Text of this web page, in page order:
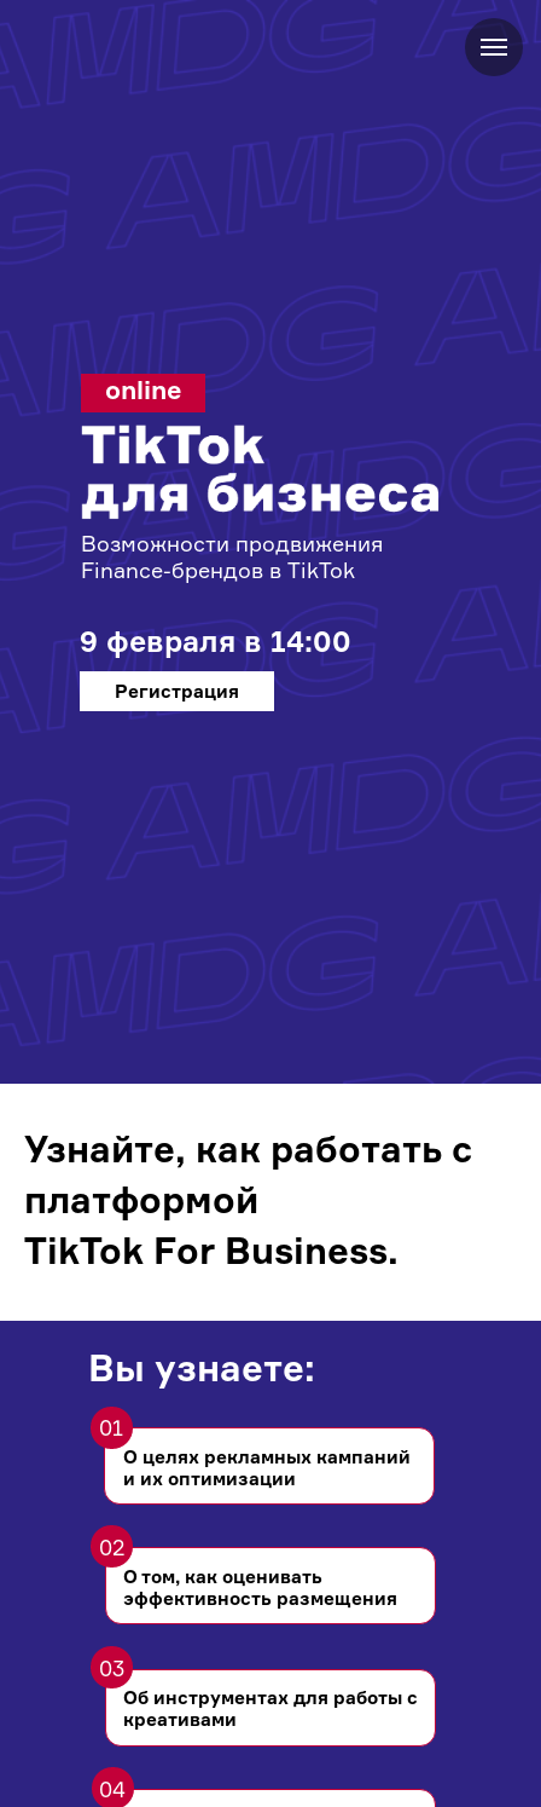
online
Возможности продвижения
Finance-брендов в TikTok
Регистрация
9 февраля в 14:00
Узнайте, как работать с
платформой
TikTok For Business.
О целях рекламных кампаний
и их оптимизации
О том, как оценивать
эффективность размещения
Об инструментах для работы с
креативами
Вы узнаете:
04
03
02
01